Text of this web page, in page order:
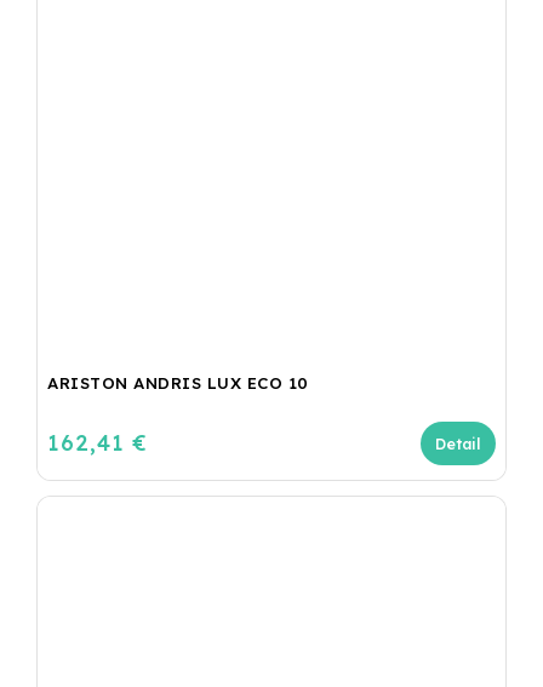
ARISTON ANDRIS LUX ECO 10
162,41 € Detail